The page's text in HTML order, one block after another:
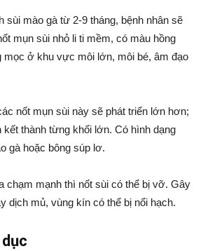
sùi mào gà từ 2-9 tháng, bệnh nhân sẽ
mụn sùi nhỏ li ti mềm, có màu hồng
mọc ở khu vực môi lớn, môi bé, âm đạo
nốt mụn sùi này sẽ phát triển lớn hơn;
thành từng khối lớn. Có hình dạng
gà hoặc bông súp lơ.
chạm mạnh thì nốt sùi có thể bị vỡ. Gây
dịch mủ, vùng kín có thể bị nổi hạch.